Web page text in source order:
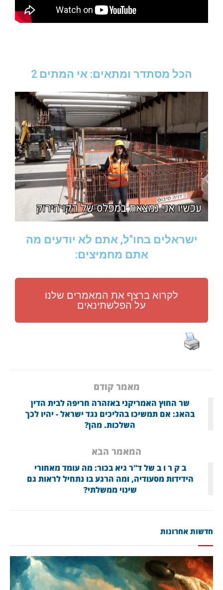
הכל מסתדר ומתאים: אי המתים 2
ישראלים בחו"ל, אתם לא יודעים מה
אתם מחמיצים:
לקרוא ברצף את המאמרים שלנו
על הפלשתינאים
מאמר קודם
שר החוץ האמריקני באזהרה חריפה לבית הדין
בהאג: אם תמשיכו בהליכים נגד ישראל - יהיו לכך
השלכות. מהן?
המאמר הבא
ב ק ר ו ב של ד"ר גיא בכור: מה עומד מאחורי
הידידות מסעודיה, ומה הרגע בו נתחיל לראות גם
שינוי ממשלתי?
חדשות אחרונות